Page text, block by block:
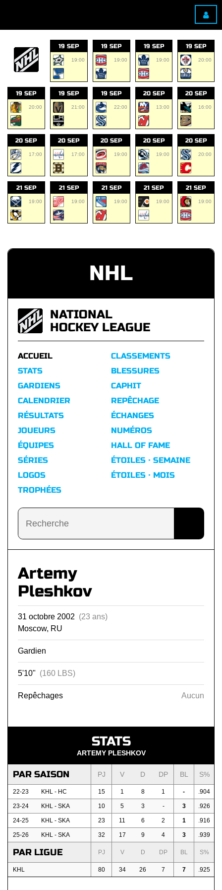
19 SEP
19:00
19 SEP
19:00
19 SEP
19:00
19 SEP
20:00
19 SEP
20:00
19 SEP
21:00
19 SEP
22:00
20 SEP
13:00
20 SEP
16:00
20 SEP
17:00
20 SEP
17:00
20 SEP
19:00
20 SEP
19:00
20 SEP
20:00
21 SEP
19:00
21 SEP
19:00
21 SEP
19:00
21 SEP
19:00
21 SEP
19:00
NHL
NATIONAL
HOCKEY LEAGUE
ACCUEIL
STATS
GARDIENS
CALENDRIER
RÉSULTATS
CLASSEMENTS
BLESSURES
CAPHIT
REPÊCHAGE
ÉCHANGES
JOUEURS
ÉQUIPES
SÉRIES
LOGOS
TROPHÉES
NUMÉROS
HALL OF FAME
ÉTOILES · SEMAINE
ÉTOILES · MOIS
Artemy
Pleshkov
31 octobre 2002 (23 ans)
Moscow, RU
Gardien
5'10" (160 LBS)
Repêchages Aucun
STATS
ARTEMY PLESHKOV
PAR SAISON PJ V D DP BL S%
22-23 KHL - HC 15 1 8 1 - .904
23-24 KHL - SKA 10 5 3 - 3 .926
24-25 KHL - SKA 23 11 6 2 1 .916
25-26 KHL - SKA 32 17 9 4 3 .939
PAR LIGUE PJ V D DP BL S%
KHL 80 34 26 7 7 .925